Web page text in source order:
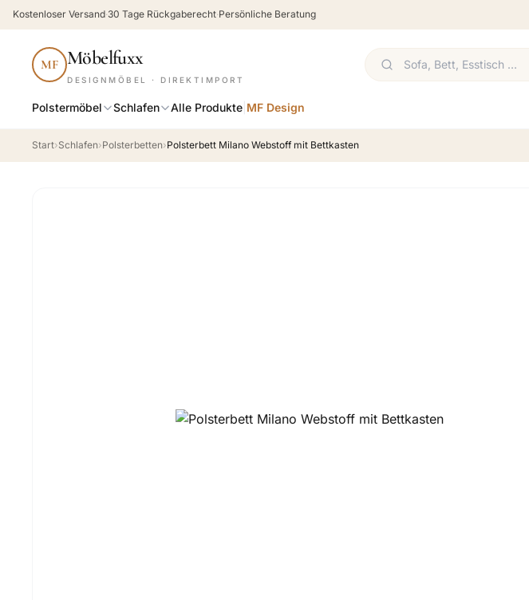
Kostenloser Versand·30 Tage Rückgaberecht·Persönliche Beratung
MF Möbelfuxx
DESIGNMÖBEL · DIREKTIMPORT
Polstermöbel Schlafen Alle Produkte MF Design
Start›Schlafen›Polsterbetten›Polsterbett Milano Webstoff mit Bettkasten